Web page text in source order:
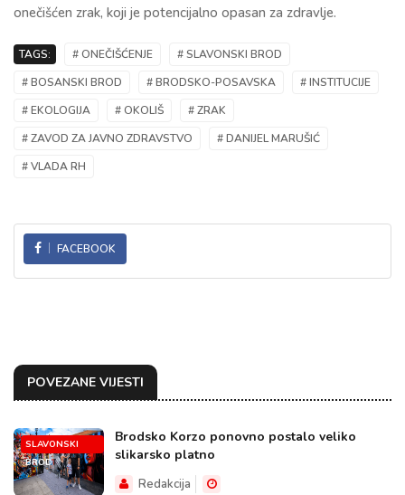
onečišćen zrak, koji je potencijalno opasan za zdravlje.
TAGS: # ONEČIŠĆENJE
# SLAVONSKI BROD
# BOSANSKI BROD
# BRODSKO-POSAVSKA
# INSTITUCIJE
# EKOLOGIJA
# OKOLIŠ
# ZRAK
# ZAVOD ZA JAVNO ZDRAVSTVO
# DANIJEL MARUŠIĆ
# VLADA RH
FACEBOOK
POVEZANE VIJESTI
SLAVONSKI
BROD
Brodsko Korzo ponovno postalo veliko
slikarsko platno
Redakcija